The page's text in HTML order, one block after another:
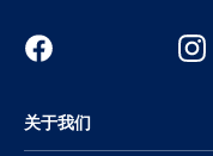
关于我们